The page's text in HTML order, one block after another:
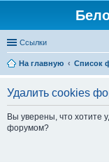
Ссылки
На главную
Список
Удалить cookies
Вы уверены, что хотите
форумом?